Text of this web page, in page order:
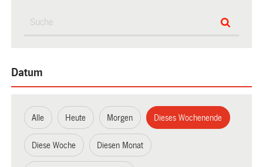
Datum
Alle Heute Morgen Dieses Wochenende
Diese Woche Diesen Monat